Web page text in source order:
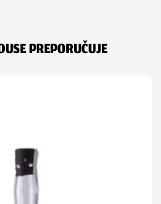
PREPORUČUJE